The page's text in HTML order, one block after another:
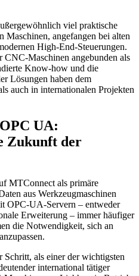
viel praktische
angefangen bei alten
High-End-Steuerungen.
Maschinen angebunden als
Know-how und die
Lösungen haben dem
auch in internationalen Projekten
UA:
Zukunft der
MTConnect als primäre
aus Werkzeugmaschinen
OPC-UA-Servern – entweder
Erweiterung – immer häufiger
die Notwendigkeit, sich an
als einer der wichtigsten
international tätiger